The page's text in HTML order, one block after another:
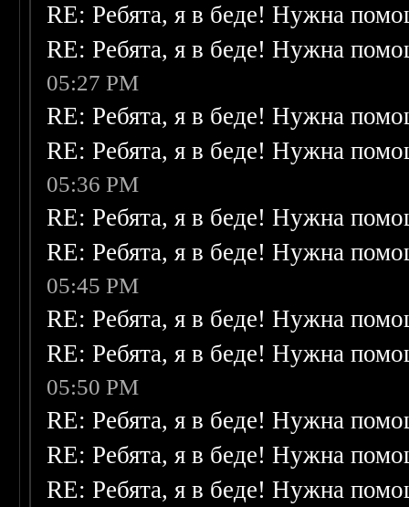
RE: Ребята, я в беде! Нужна
RE: Ребята, я в беде! Нужна
05:27 PM
RE: Ребята, я в беде! Нужна
RE: Ребята, я в беде! Нужна
05:36 PM
RE: Ребята, я в беде! Нужна
RE: Ребята, я в беде! Нужна
05:45 PM
RE: Ребята, я в беде! Нужна
RE: Ребята, я в беде! Нужна
05:50 PM
RE: Ребята, я в беде! Нужна
RE: Ребята, я в беде! Нужна
RE: Ребята, я в беде! Нужна